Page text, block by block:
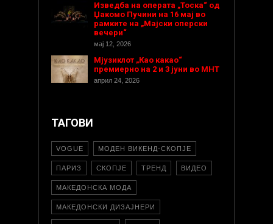
Изведба на операта „Тоска“ од
Џакомо Пучини на 16 мај во
рамките на „Мајски оперски
вечери“
мај 12, 2026
Мјузиклот „Као какао“
премиерно на 2 и 3 јуни во МНТ
април 24, 2026
ТАГОВИ
VOGUE МОДЕН ВИКЕНД-СКОПЈЕ
ПАРИЗ СКОПЈЕ ТРЕНД ВИДЕО
МАКЕДОНСКА МОДА
МАКЕДОНСКИ ДИЗАЈНЕРИ